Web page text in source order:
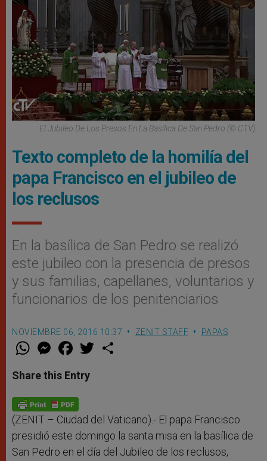
El Jubileo De Los Presos En La Basílica De San Pedro (© CTV)
Texto completo de la homilía del
papa Francisco en el jubileo de
los reclusos
En la basílica de San Pedro se realizó
este jubileo con la presencia de presos
y sus familias, capellanes, voluntarios y
funcionarios de los penitenciarios
NOVIEMBRE 06, 2016 10:37 ZENIT STAFF PAPAS
W
t
s
p
p
M
e
s
e
g
e
F
a
e
b
o
k
w
Share this Entry
(ZENIT – Ciudad del Vaticano).- El papa Francisco
presidió este domingo la santa misa en la basílica de
San Pedro en el día del Jubileo de los reclusos,